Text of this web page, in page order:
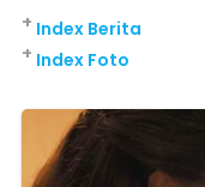
Index Berita
+
Index Foto
+